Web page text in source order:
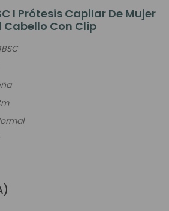
I Prótesis Capilar De Mujer
Cabello Con Clip